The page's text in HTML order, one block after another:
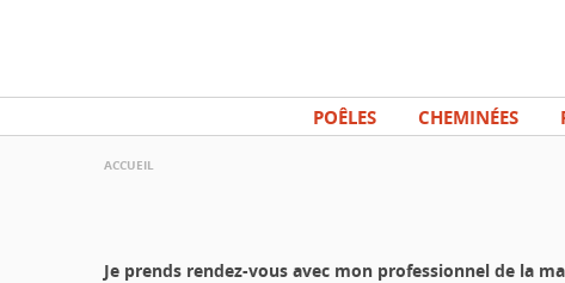
principal
POÊLES CHEMINÉES
ACCUEIL
Je prends rendez-vous avec mon professionnel de la